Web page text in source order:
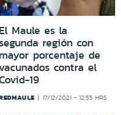
El Maule es la
región con
mayor porcentaje de
vacunados contra el
19
17/12/2021 - 12:55 HRS